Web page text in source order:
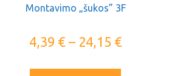
Montavimo „šukos” 3F
4,39 €– 24,15 €